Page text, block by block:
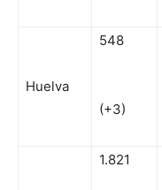
Huelva
548
(+3)
1.821